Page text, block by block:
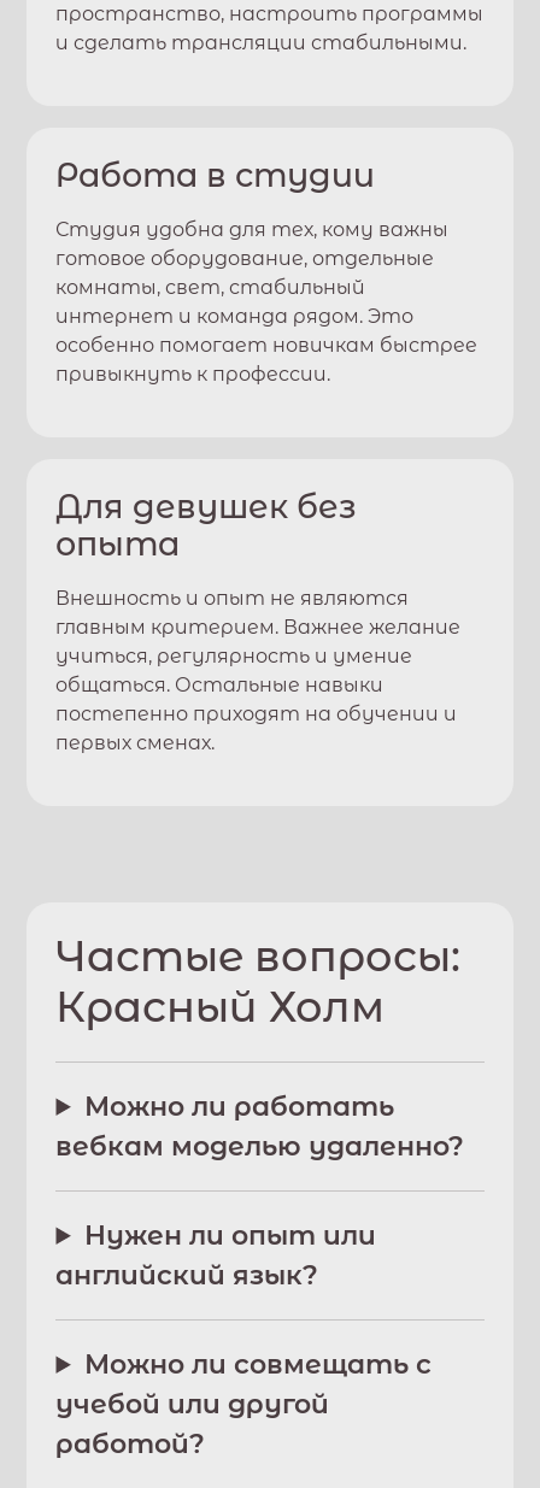
пространство, настроить программы
и сделать трансляции стабильными.
Работа в студии
Студия удобна для тех, кому важны
готовое оборудование, отдельные
комнаты, свет, стабильный
интернет и команда рядом. Это
особенно помогает новичкам быстрее
привыкнуть к профессии.
Для девушек без
опыта
Внешность и опыт не являются
главным критерием. Важнее желание
учиться, регулярность и умение
общаться. Остальные навыки
постепенно приходят на обучении и
первых сменах.
Частые вопросы:
Красный Холм
Можно ли работать
вебкам моделью удаленно?
Нужен ли опыт или
английский язык?
Можно ли совмещать с
учебой или другой
работой?